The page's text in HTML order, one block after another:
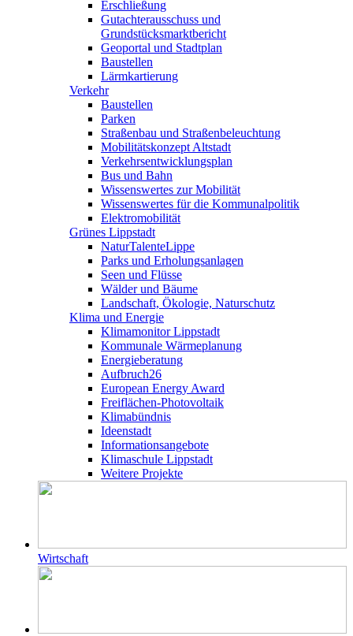
Erschließung
Gutachterausschuss und
Grundstücksmarktbericht
Geoportal und Stadtplan
Baustellen
Lärmkartierung
Verkehr
Baustellen
Parken
Straßenbau und Straßenbeleuchtung
Mobilitätskonzept Altstadt
Verkehrsentwicklungsplan
Bus und Bahn
Wissenswertes zur Mobilität
Wissenswertes für die Kommunalpolitik
Elektromobilität
Grünes Lippstadt
NaturTalenteLippe
Parks und Erholungsanlagen
Seen und Flüsse
Wälder und Bäume
Landschaft, Ökologie, Naturschutz
Klima und Energie
Klimamonitor Lippstadt
Kommunale Wärmeplanung
Energieberatung
Aufbruch26
European Energy Award
Freiflächen-Photovoltaik
Klimabündnis
Ideenstadt
Informationsangebote
Klimaschule Lippstadt
Weitere Projekte
Wirtschaft